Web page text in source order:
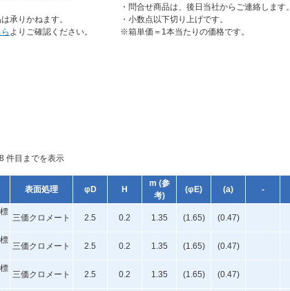
承りかねます。
よりご確認ください。
・問合せ商品は、後日当社からご連絡します。
・小数点以下切り上げです。
※箱単価＝1本当たりの価格です。
件目までを表示
表面処理 φD H
m (参
考)
(φE) (a) -
三価クロメート 2.5 0.2 1.35 (1.65) (0.47)
三価クロメート 2.5 0.2 1.35 (1.65) (0.47)
三価クロメート 2.5 0.2 1.35 (1.65) (0.47)